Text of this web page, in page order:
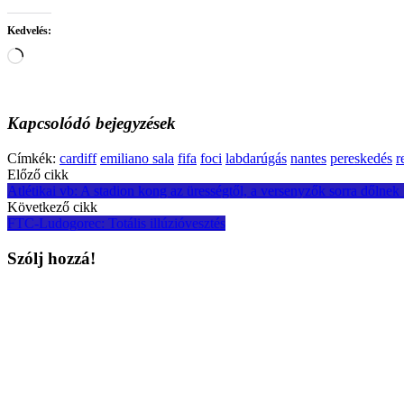
Kedvelés:
Loading…
Kapcsolódó bejegyzések
Címkék: cardiff emiliano sala fifa foci labdarúgás nantes pereskedés
Post
navigation
Előző cikk
Atlétikai vb: A stadion kong az ürességtől, a versenyzők sorra dőlnek
Következő cikk
FTC-Ludogorec: Totális illúzióvesztés
Szólj hozzá!